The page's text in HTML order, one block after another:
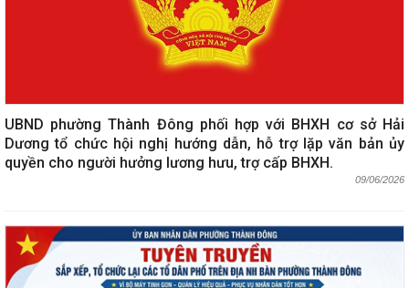
UBND phường Thành Đông phối hợp với BHXH cơ sở Hải
Dương tổ chức hội nghị hướng dẫn, hỗ trợ lặp văn bản ủy
quyền cho người hưởng lương hưu, trợ cấp BHXH.
09/06/2026